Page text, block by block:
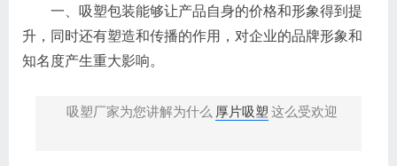
一、吸塑包装能够让产品自身的价格和形象得到提
升，同时还有塑造和传播的作用，对企业的品牌形象和
知名度产生重大影响。
吸塑厂家为您讲解为什么 厚片吸塑 这么受欢迎